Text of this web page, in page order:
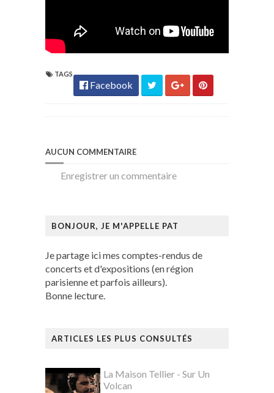
TAGS
Facebook
AUCUN COMMENTAIRE
Enregistrer un commentaire
BONJOUR, JE M'APPELLE PAT
Je partage ici mes comptes-rendus de
concerts et d'expositions (en région
parisienne et parfois ailleurs).
Bonne lecture.
ARTICLES LES PLUS CONSULTÉS
La Maison Tellier - Sur Un
Volcan